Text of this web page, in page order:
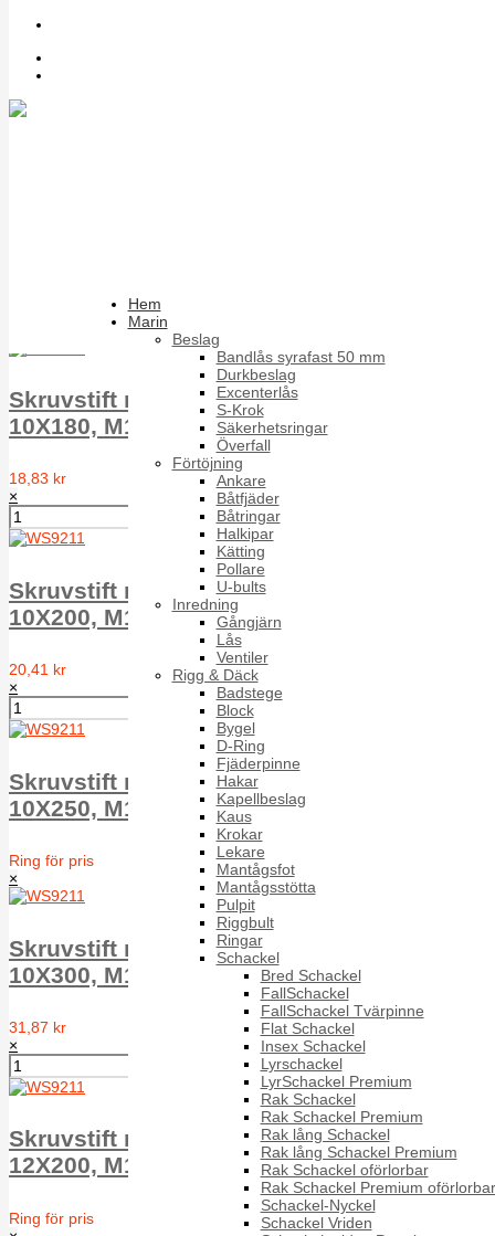
Hem
Marin
Beslag
Bandlås syrafast 50 mm
Durkbeslag
Excenterlås
S-Krok
Säkerhetsringar
Överfall
Förtöjning
Ankare
Båtfjäder
Båtringar
Halkipar
Kätting
Pollare
U-bults
Inredning
Gångjärn
Lås
Ventiler
Rigg & Däck
Badstege
Block
Bygel
D-Ring
Fjäderpinne
Hakar
Kapellbeslag
Kaus
Krokar
Lekare
Mantågsfot
Mantågsstötta
Pulpit
Riggbult
Ringar
Schackel
Bred Schackel
FallSchackel
FallSchackel Tvärpinne
Flat Schackel
Insex Schackel
Lyrschackel
LyrSchackel Premium
Rak Schackel
Rak Schackel Premium
Rak lång Schackel
Rak lång Schackel Premium
Rak Schackel oförlorbar
Rak Schackel Premium oförlorbar
Schackel-Nyckel
Schackel Vriden
Sök bland artiklar
Sexkantskalle
Resultat 1 - 10 av 10
Skruvstift med sexkantskalle WS9211 A2
10X180, M100/H60
18,83 kr
×
Skruvstift med sexkantskalle WS9211 A2
10X200, M110/H70
20,41 kr
×
Skruvstift med sexkantskalle WS9211 A2
10X250, M130/H80
Ring för pris
×
Skruvstift med sexkantskalle WS9211 A2
10X300, M140/H100
31,87 kr
×
Skruvstift med sexkantskalle WS9211 A2
12X200, M110/H70
Ring för pris